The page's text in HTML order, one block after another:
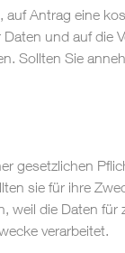
auf Antrag eine
und auf die
Sollten Sie
gesetzlichen
sie für ihre
weil die Daten für
verarbeitet.